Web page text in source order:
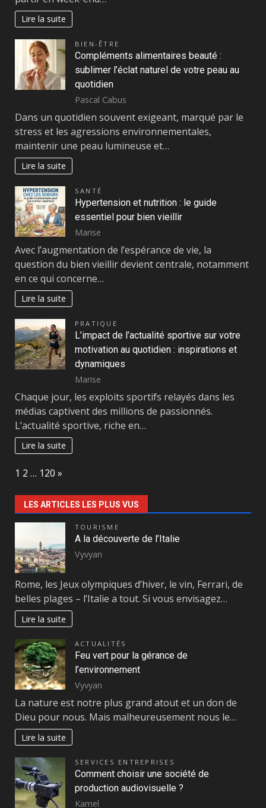
Lire la suite
BIEN-ÊTRE
Compléments alimentaires beauté :
sublimer l’éclat naturel de votre peau au
quotidien
Pascal Cabus
Dans un quotidien souvent exigeant, marqué par le
stress et les agressions environnementales,
maintenir une peau lumineuse et…
Lire la suite
SANTÉ
Hypertension et nutrition : le guide
essentiel pour bien vieillir
Marise
Avec l’augmentation de l’espérance de vie, la
question du bien vieillir devient centrale, notamment
en ce qui concerne…
Lire la suite
PRATIQUE
L’impact de l’actualité sportive sur votre
motivation au quotidien : inspirations et
dynamiques
Marise
Chaque jour, les exploits sportifs relayés dans les
médias captivent des millions de passionnés.
L’actualité sportive, riche en…
Lire la suite
Page:
1 2 … 120 Next
»
LES ARTICLES LES PLUS VUS
TOURISME
A la découverte de l’Italie
Vyvyan
Rome, les Jeux olympiques d’hiver, le vin, Ferrari, de
belles plages – l’Italie a tout. Si vous envisagez…
Lire la suite
ACTUALITÉS
Feu vert pour la gérance de
l’environnement
Vyvyan
La nature est notre plus grand atout et un don de
Dieu pour nous. Mais malheureusement nous le…
Lire la suite
SERVICES ENTREPRISES
Comment choisir une société de
production audiovisuelle ?
Kamel